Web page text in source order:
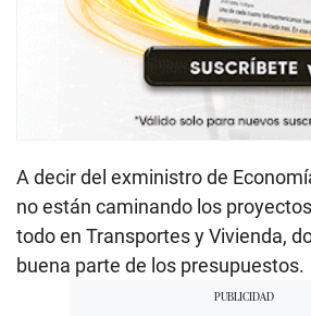
A decir del exministro de
no están caminando los
todo en Transportes y Vivienda,
buena parte de los presupuestos.